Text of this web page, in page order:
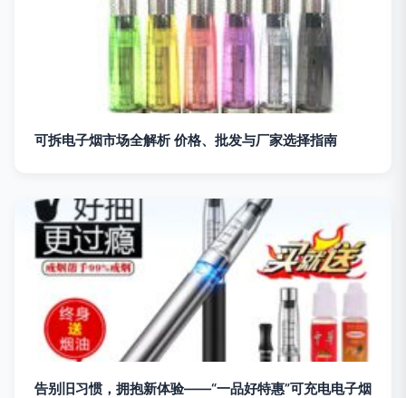
可拆电子烟市场全解析 价格、批发与厂家选择指南
告别旧习惯，拥抱新体验——“一品好特惠”可充电电子烟